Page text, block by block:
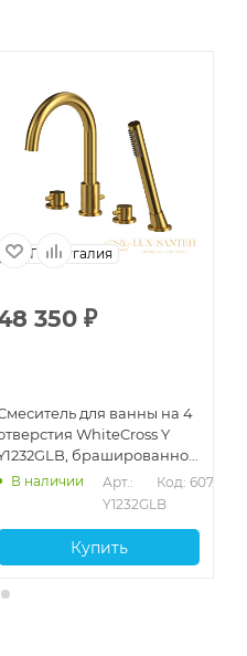
Португалия
350 ₽
для ванны на 4
WhiteCross Y
брашированное
В наличии
Арт.:
Y1232GLB
Код: 60739
Купить